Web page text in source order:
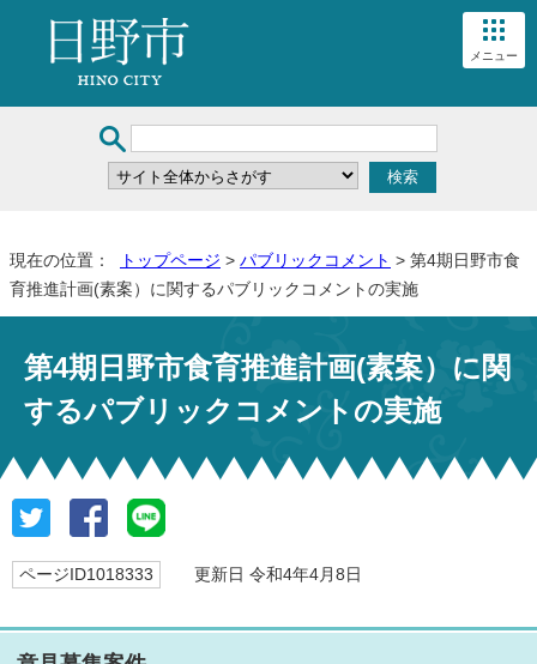
メニュー
現在の位置： トップページ > パブリックコメント > 第4期日野市食
育推進計画(素案）に関するパブリックコメントの実施
第4期日野市食育推進計画(素案）に関
するパブリックコメントの実施
ページID1018333 更新日 令和4年4月8日